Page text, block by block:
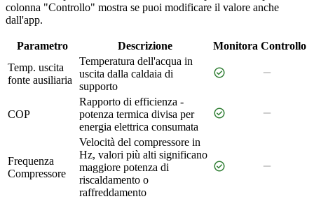
colonna "Controllo" mostra se puoi modificare il valore anche
dall'app.
Parametro Descrizione Monitora Controllo
Temp. uscita
fonte ausiliaria
Temperatura dell'acqua in
uscita dalla caldaia di
supporto
check_circle remove
COP
Rapporto di efficienza -
potenza termica divisa per
energia elettrica consumata
check_circle remove
Frequenza
Compressore
Velocità del compressore in
Hz, valori più alti significano
maggiore potenza di
riscaldamento o
raffreddamento
check_circle remove